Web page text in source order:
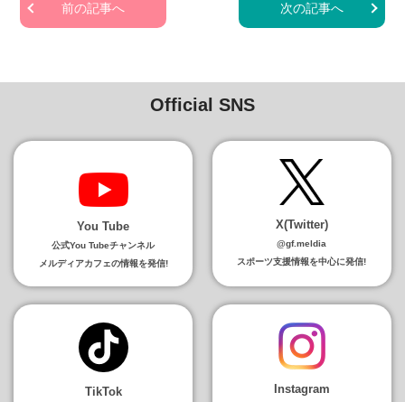
前の記事へ 次の記事へ
Official SNS
You Tube
公式You Tubeチャンネル
メルディアカフェの情報を発信!
X(Twitter)
@gf.meldia
スポーツ支援情報を中心に発信!
TikTok Instagram